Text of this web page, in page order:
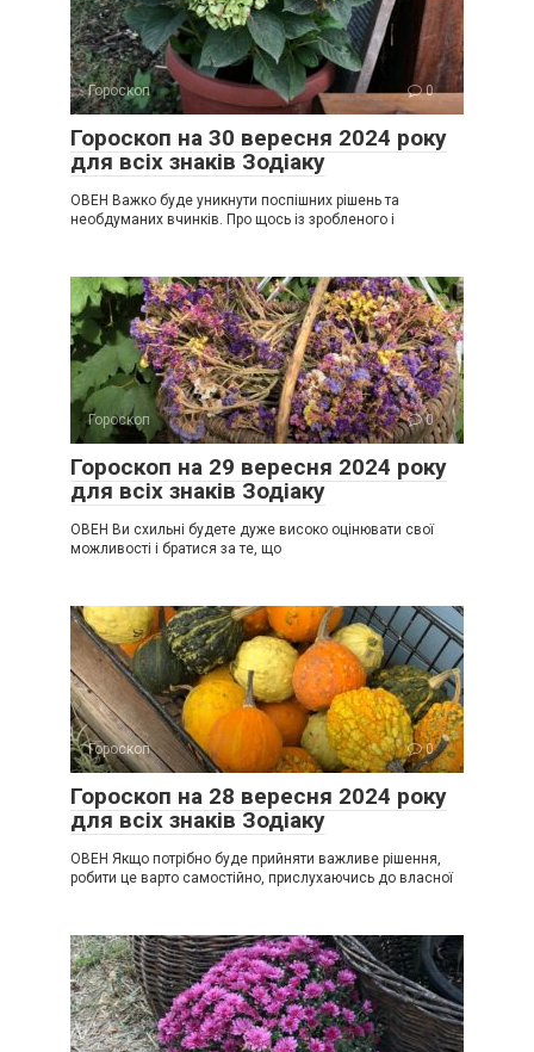
Гороскоп 0
Гороскоп на 30 вересня 2024 року
для всіх знаків Зодіаку
ОВЕН Важко буде уникнути поспішних рішень та
необдуманих вчинків. Про щось із зробленого і
Гороскоп 0
Гороскоп на 29 вересня 2024 року
для всіх знаків Зодіаку
ОВЕН Ви схильні будете дуже високо оцінювати свої
можливості і братися за те, що
Гороскоп 0
Гороскоп на 28 вересня 2024 року
для всіх знаків Зодіаку
ОВЕН Якщо потрібно буде прийняти важливе рішення,
робити це варто самостійно, прислухаючись до власної